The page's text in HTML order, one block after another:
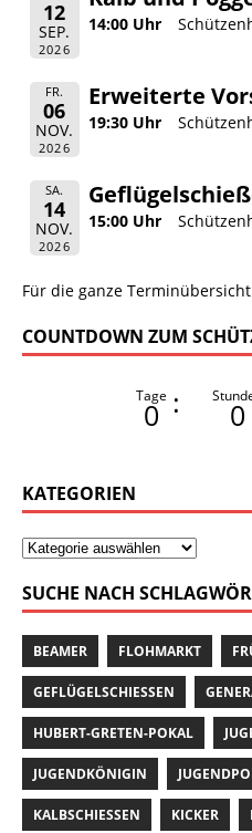
12
SEP.
2026
14:00 Uhr
FR.
06
NOV.
2026
Erweiterte
19:30 Uhr
SA.
14
NOV.
2026
15:00 Uhr
Für die ganze
COUNTDOWN ZUM
Tage
0 : 0
KATEGORIEN
SUCHE NACH
BEAMER FLOHMARKT
GEFLÜGELSCHIESSEN
HUBERT-GRETEN-POKAL
JUGENDKÖNIGIN
KALBSCHIESSEN KICKER